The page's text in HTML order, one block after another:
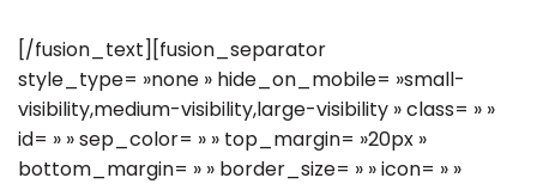
[/fusion_text][fusion_separator
style_type= »none » hide_on_mobile= »small-
visibility,medium-visibility,large-visibility » class= » »
id= » » sep_color= » » top_margin= »20px »
bottom_margin= » » border_size= » » icon= » »